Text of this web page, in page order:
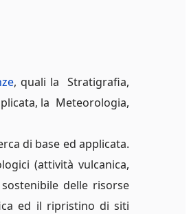
, quali la Stratigrafia,
la Meteorologia,
di base ed applicata.
(attività vulcanica,
delle risorse
ed il ripristino di siti